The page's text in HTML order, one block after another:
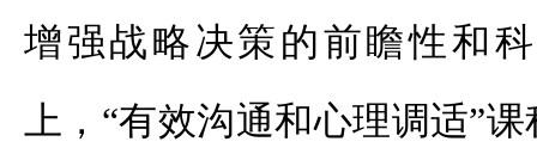
增强战略决策的前瞻性和
上，“有效沟通和心理调适”